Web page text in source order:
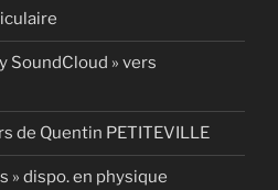
SoundCloud » vers
de Quentin PETITEVILLE
» dispo. en physique